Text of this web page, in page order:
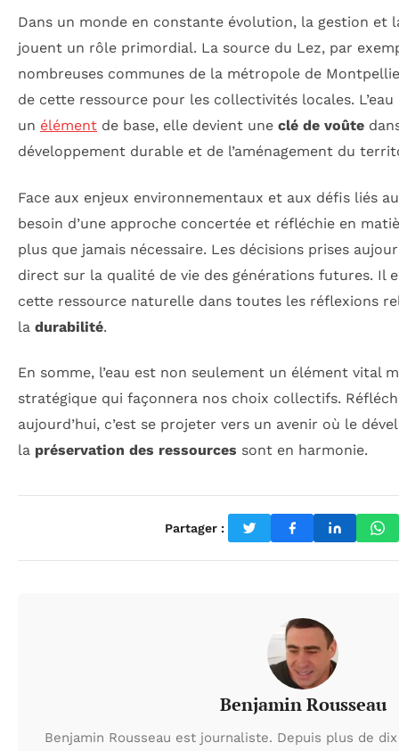
Dans un monde en constante évolution, la gestion et
jouent un rôle primordial. La source du Lez, par
nombreuses communes de la métropole de
de cette ressource pour les collectivités locales.
un élément de base, elle devient une clé de voûte
développement durable et de l’aménagement du
Face aux enjeux environnementaux et aux défis liés
besoin d’une approche concertée et réfléchie en
plus que jamais nécessaire. Les décisions prises
direct sur la qualité de vie des générations futures. Il
cette ressource naturelle dans toutes les réflexions
la durabilité.
En somme, l’eau est non seulement un élément vital
stratégique qui façonnera nos choix collectifs.
aujourd’hui, c’est se projeter vers un avenir où le
la préservation des ressources sont en harmonie.
Partager :
Benjamin Rousseau
Benjamin Rousseau est journaliste. Depuis plus de